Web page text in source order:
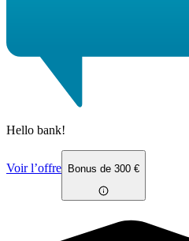
Hello bank!
Voir l’offre Bonus de 300 €